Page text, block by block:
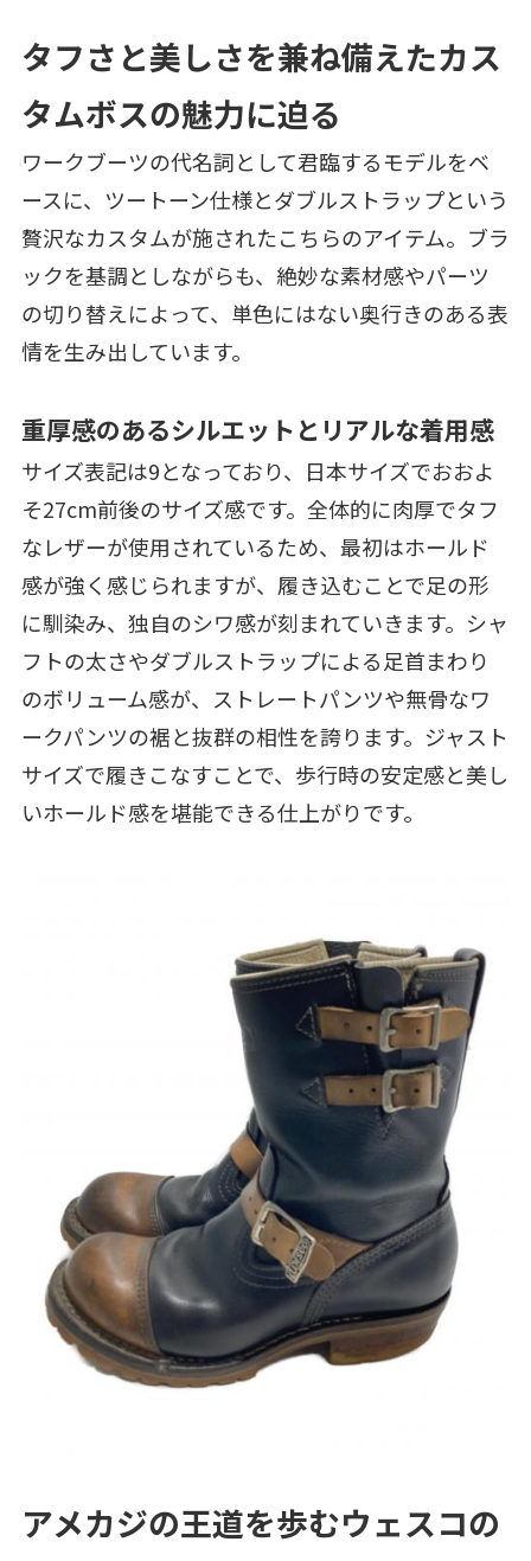
タフさと美しさを兼ね備えたカス
タムボスの魅力に迫る
ワークブーツの代名詞として君臨するモデルをベ
ースに、ツートーン仕様とダブルストラップという
贅沢なカスタムが施されたこちらのアイテム。ブラ
ックを基調としながらも、絶妙な素材感やパーツ
の切り替えによって、単色にはない奥行きのある表
情を生み出しています。
重厚感のあるシルエットとリアルな着用感
サイズ表記は9となっており、日本サイズでおおよ
そ27cm前後のサイズ感です。全体的に肉厚でタフ
なレザーが使用されているため、最初はホールド
感が強く感じられますが、履き込むことで足の形
に馴染み、独自のシワ感が刻まれていきます。シャ
フトの太さやダブルストラップによる足首まわり
のボリューム感が、ストレートパンツや無骨なワ
ークパンツの裾と抜群の相性を誇ります。ジャスト
サイズで履きこなすことで、歩行時の安定感と美し
いホールド感を堪能できる仕上がりです。
アメカジの王道を歩むウェスコの